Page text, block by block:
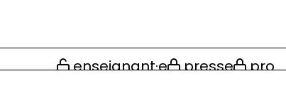
enseignant·e presse pro